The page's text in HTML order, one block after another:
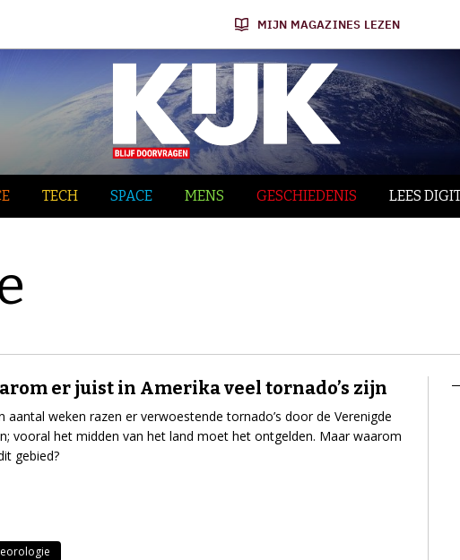
MIJN MAGAZINES LEZEN
TECH SPACE MENS GESCHIEDENIS LEES
er juist in Amerika veel tornado’s zijn
aantal weken razen er verwoestende tornado’s door de Verenigde
vooral het midden van het land moet het ontgelden. Maar waarom
gebied?